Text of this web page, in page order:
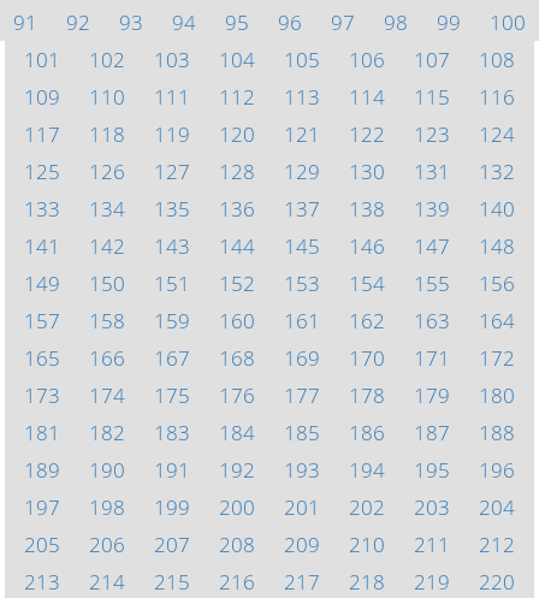
91
92 93 94 95 96 97 98 99
100
101
102 103 104 105 106 107
108
109
110 111 112 113 114 115
116
117
118 119 120 121 122 123
124
125
126 127 128 129 130 131
132
133
134 135 136 137 138 139
140
141
142 143 144 145 146 147
148
149
150 151 152 153 154 155
156
157
158 159 160 161 162 163
164
165
166 167 168 169 170 171
172
173
174 175 176 177 178 179
180
181
182 183 184 185 186 187
188
189
190 191 192 193 194 195
196
197
198 199 200 201 202 203
204
205
206 207 208 209 210 211
212
213
214 215 216 217 218 219
220